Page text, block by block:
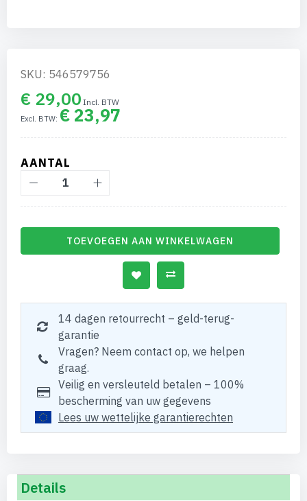
SKU: 546579756
€ 29,00
€ 23,97
AANTAL
TOEVOEGEN AAN WINKELWAGEN
14 dagen retourrecht – geld-terug-
garantie
Vragen? Neem contact op, we helpen
graag.
Veilig en versleuteld betalen – 100%
bescherming van uw gegevens
Lees uw wettelijke garantierechten
Details